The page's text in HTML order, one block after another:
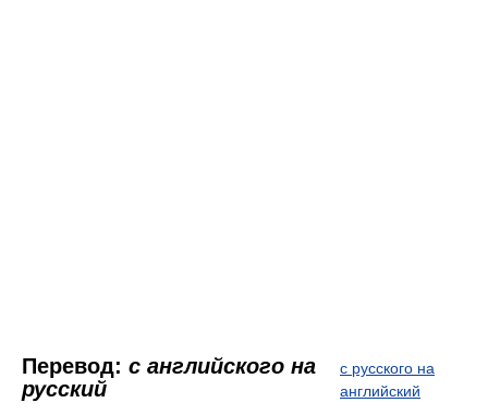
Перевод: с английского на
русский
с русского на
английский